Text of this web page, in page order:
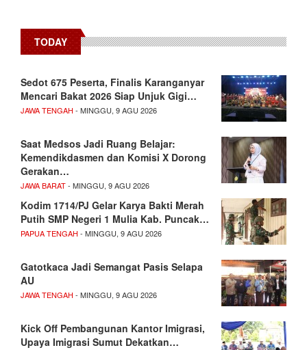
TODAY
Sedot 675 Peserta, Finalis Karanganyar
Mencari Bakat 2026 Siap Unjuk Gigi…
JAWA TENGAH - MINGGU, 9 AGU 2026
Saat Medsos Jadi Ruang Belajar:
Kemendikdasmen dan Komisi X Dorong
Gerakan…
JAWA BARAT- MINGGU, 9 AGU 2026
Kodim 1714/PJ Gelar Karya Bakti Merah
Putih SMP Negeri 1 Mulia Kab. Puncak…
PAPUA TENGAH - MINGGU, 9 AGU 2026
Gatotkaca Jadi Semangat Pasis Selapa
AU
JAWA TENGAH - MINGGU, 9 AGU 2026
Kick Off Pembangunan Kantor Imigrasi,
Upaya Imigrasi Sumut Dekatkan…